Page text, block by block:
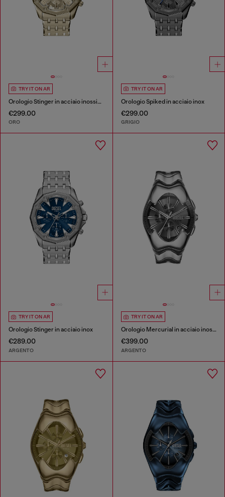
TRY IT ON AR
Orologio Stinger in acciaio inossidabile oro
€299.00
ORO
TRY IT ON AR
Orologio Spiked in acciaio inox
€299.00
GRIGIO
TRY IT ON AR
Orologio Stinger in acciaio inox
€289.00
ARGENTO
TRY IT ON AR
Orologio Mercurial in acciaio inossidabile
€399.00
ARGENTO